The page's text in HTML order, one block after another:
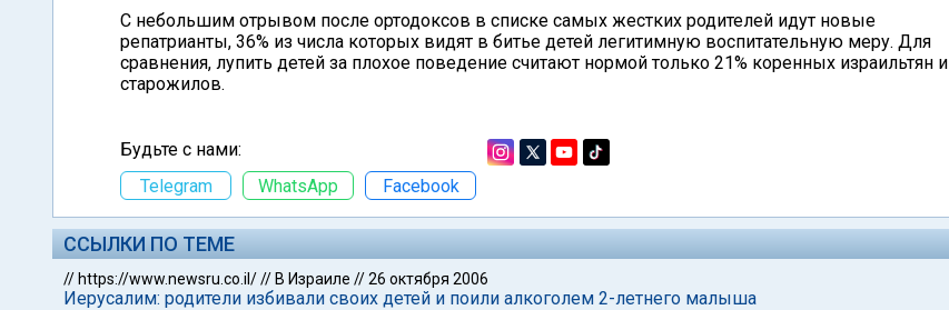
С небольшим отрывом после ортодоксов в списке самых жестких родителей идут новые
репатрианты, 36% из числа которых видят в битье детей легитимную воспитательную меру. Для
сравнения, лупить детей за плохое поведение считают нормой только 21% коренных израильтян и
старожилов.
Будьте с нами:
Telegram
WhatsApp Facebook
ССЫЛКИ ПО ТЕМЕ
// https://www.newsru.co.il/// В Израиле //26 октября 2006
Иерусалим: родители избивали своих детей и поили алкоголем 2-летнего малыша